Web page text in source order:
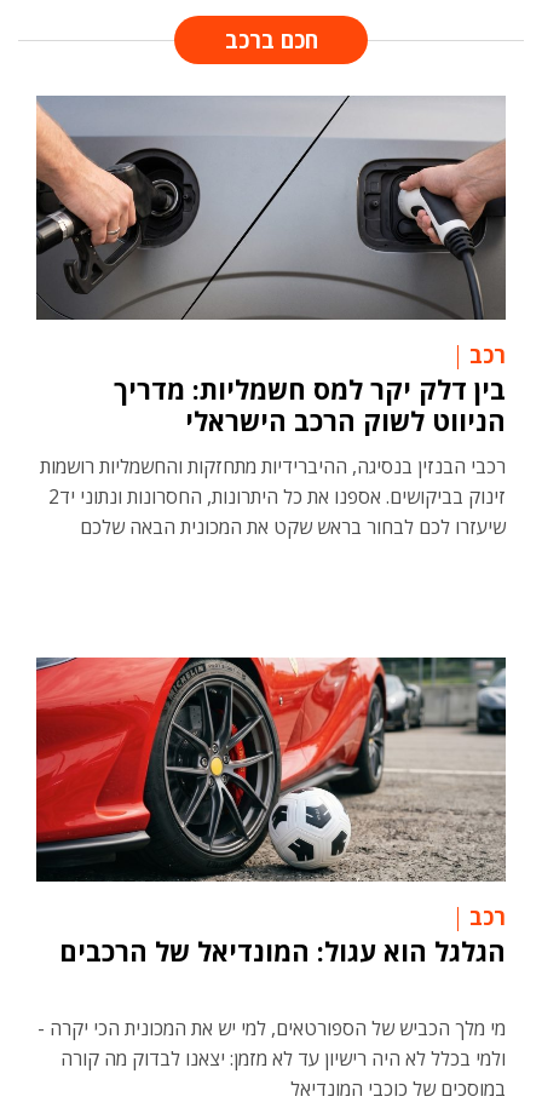
חכם ברכב
רכב
בין דלק יקר למס חשמליות: מדריך
הניווט לשוק הרכב הישראלי
רכבי הבנזין בנסיגה, ההיברידיות מתחזקות והחשמליות רושמות
זינוק בביקושים. אספנו את כל היתרונות, החסרונות ונתוני יד2
שיעזרו לכם לבחור בראש שקט את המכונית הבאה שלכם
רכב
הגלגל הוא עגול: המונדיאל של הרכבים
מי מלך הכביש של הספורטאים, למי יש את המכונית הכי יקרה -
ולמי בכלל לא היה רישיון עד לא מזמן: יצאנו לבדוק מה קורה
במוסכים של כוכבי המונדיאל